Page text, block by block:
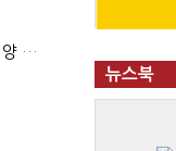
김민석 "TK 유세에 도움되는 당대표"…정청래 "벌써 대표된 양 당직 배분"
뉴스북